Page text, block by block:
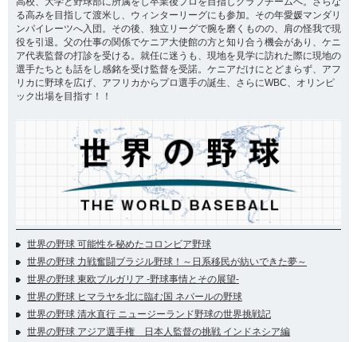
る高みを目指して渡米し、ウィンターリーグにも参加。その年愛媛マンダリ
ンパイレーツへ入団。その後、独立リーグで腕を磨くものの、肩の怪我で現
役を引退。父の仕事の関係でケニア大使館の方と知り合う機会があり、ケニ
ア代表監督の打診を受ける。就任に迷うも、現地を見学に訪れた際に現地の
選手たちとも話をし感銘を受け監督を受諾。ケニアだけにとどまらず、アフ
リカに野球を広げ、アフリカからプロ選手の誕生、さらにWBC、オリンピ
ック出場を目指す！！
世界の野球 可能性を秘めたコロンビア野球
世界の野球 力戦奮闘ブラジル野球！～日系移民が紡いできた夢～
世界の野球 東欧ブルガリア -野球事情とその展望-
世界の野球 ヒマラヤを北に臨む国 ネパールの野球
世界の野球 清水直行 ニュージーランド野球の世界挑戦記
世界の野球 アジア選手権 日本人監督の挑戦 インドネシア編